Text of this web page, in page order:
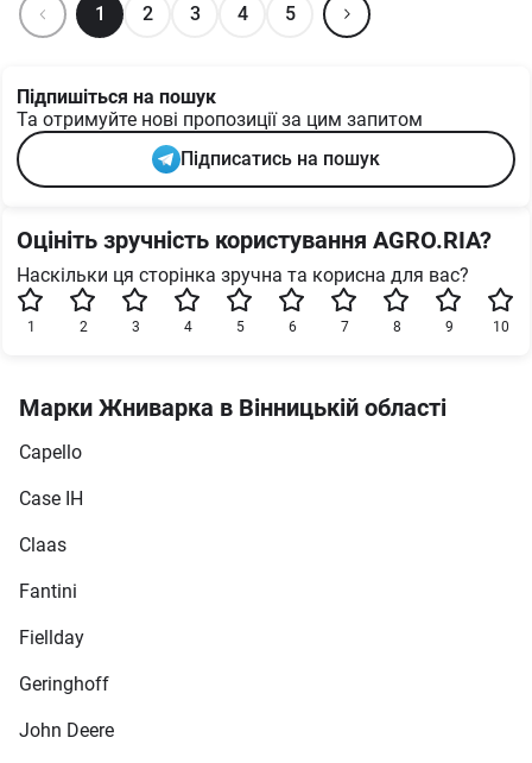
1 2 3 4 5
Підпишіться на пошук
Та отримуйте нові пропозиції за цим запитом
Підписатись на пошук
Оцініть зручність користування AGRO.RIA?
Наскільки ця сторінка зручна та корисна для вас?
10
9
8
7
6
5
4
3
2
1
Марки Жниварка в Вінницькій області
Capello
Case IH
Claas
Fantini
Fiellday
Geringhoff
John Deere